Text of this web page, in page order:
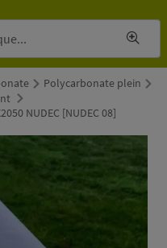
Polycarbonate plein
NUDEC [NUDEC 08]